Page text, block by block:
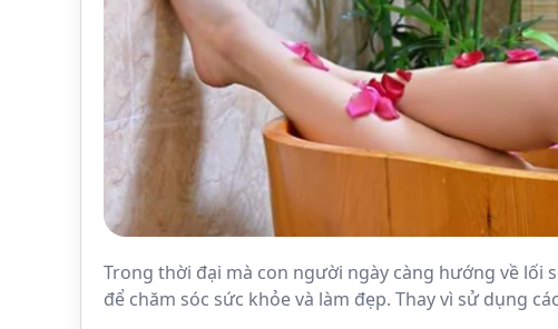
Trong thời đại mà con người ngày càng hướng về
để chăm sóc sức khỏe và làm đẹp. Thay vì sử dụng